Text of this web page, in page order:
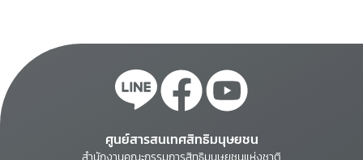
ศูนย์สารสนเทศสิทธิมนุษยชน
สำนักงานคณะกรรมการสิทธิมนุษยชนแห่งชาติ